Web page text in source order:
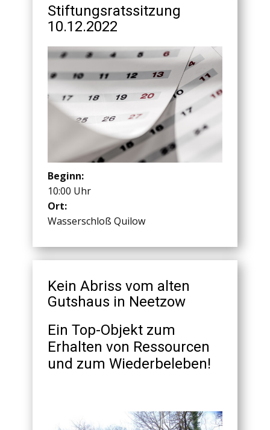
Stiftungsratssitzung
10.12.2022
Beginn:
10:00 Uhr
Ort:
Wasserschloß Quilow
Kein Abriss vom alten
Gutshaus in Neetzow
Ein Top-Objekt zum
Erhalten von Ressourcen
und zum Wiederbeleben!